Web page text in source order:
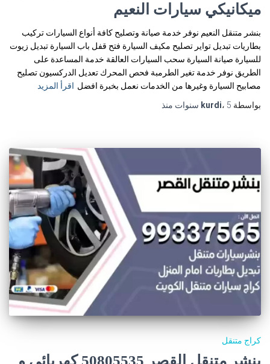
ميكانيكي سيارات النعيم
بنشر متنقل النعيم نوفر خدمة صيانة وتصليح كافة أنواع السيارات تركيب
بطاريات تبديل تواير تصليح مكيف السيارة فتح قفل باب السيارة تبديل زيوت
للسيارة صيانة السيارة سحب السيارات العالقة خدمة المساعدة على
الطريق نوفر خدمة تغير الطرمبة فحص المحرك تعديل الدركسيون تصليح
مصابيح السيارة وغيرها من الخدمات نعمل بخبرة افضل اقرأ المزيد
بواسطة
kurdi، 5 سنوات منذ
كراج متنقل